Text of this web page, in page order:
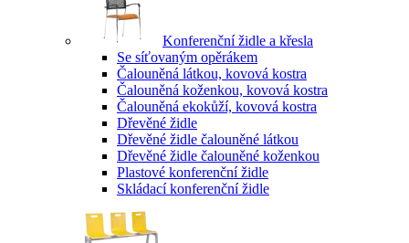
Konferenční židle a křesla
Se síťovaným opěrákem
Čalouněná látkou, kovová kostra
Čalouněná koženkou, kovová kostra
Čalouněná ekokůží, kovová kostra
Dřevěné židle
Dřevěné židle čalouněné látkou
Dřevěné židle čalouněné koženkou
Plastové konferenční židle
Skládací konferenční židle